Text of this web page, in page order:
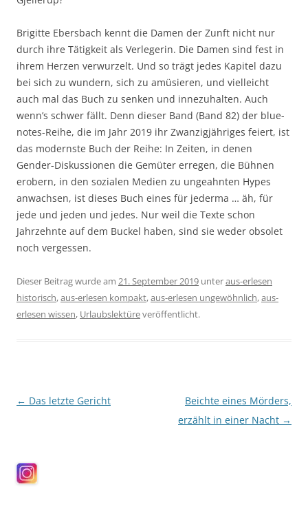
Brigitte Ebersbach kennt die Damen der Zunft nicht nur
durch ihre Tätigkeit als Verlegerin. Die Damen sind fest in
ihrem Herzen verwurzelt. Und so trägt jedes Kapitel dazu
bei sich zu wundern, sich zu amüsieren, und vielleicht
auch mal das Buch zu senken und innezuhalten. Auch
wenn’s schwer fällt. Denn dieser Band (Band 82) der blue-
notes-Reihe, die im Jahr 2019 ihr Zwanzigjähriges feiert, ist
das modernste Buch der Reihe: In Zeiten, in denen
Gender-Diskussionen die Gemüter erregen, die Bühnen
erobern, in den sozialen Medien zu ungeahnten Hypes
anwachsen, ist dieses Buch eines für jederma … äh, für
jede und jeden und jedes. Nur weil die Texte schon
Jahrzehnte auf dem Buckel haben, sind sie weder obsolet
noch vergessen.
Dieser Beitrag wurde am 21. September 2019 unteraus-erlesen
historisch,aus-erlesen kompakt,aus-erlesen ungewöhnlich,aus-
erlesen wissen, Urlaubslektüreveröffentlicht.
Beitragsnavigation
← Das letzte Gericht
Beichte eines Mörders,
erzählt in einer Nacht →